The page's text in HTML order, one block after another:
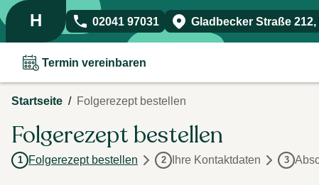
H 02041 97031 Gladbecker Straße 212,
Termin vereinbaren
Startseite / Folgerezept bestellen
Folgerezept bestellen
1 Folgerezept bestellen 2 Ihre Kontaktdaten 3